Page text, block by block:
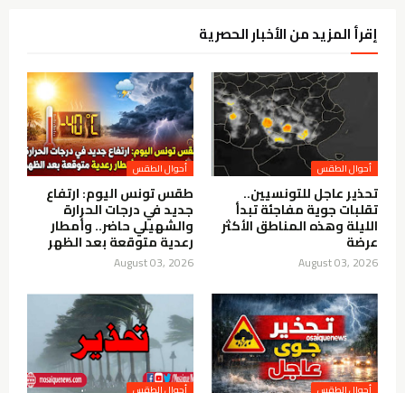
إقرأ المزيد من الأخبار الحصرية
أحوال الطقس
تحذير عاجل للتونسيين..
تقلبات جوية مفاجئة تبدأ
الليلة وهذه المناطق الأكثر
عرضة
August 03, 2026
أحوال الطقس
طقس تونس اليوم: ارتفاع
جديد في درجات الحرارة
والشهيلي حاضر.. وأمطار
رعدية متوقعة بعد الظهر
August 03, 2026